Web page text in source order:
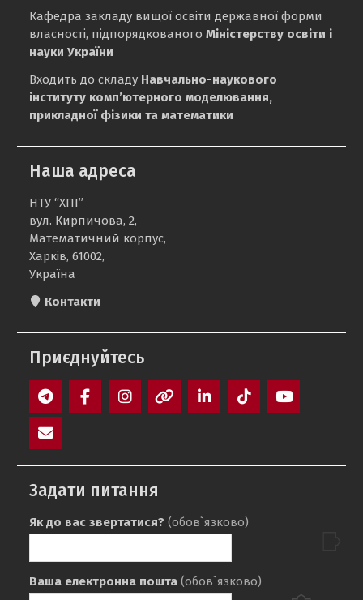
Кафедра закладу вищої освіти державної форми
власності, підпорядкованогоМіністерству освіти і
науки України
Входить до складу Навчально-наукового
інституту комп’ютерного моделювання,
прикладної фізики та математики
Наша адреса
НТУ “ХПІ”
вул. Кирпичова, 2,
Математичний корпус,
Харків, 61002,
Україна
Контакти
Приєднуйтесь
Telegram
Задати питання
Як до вас звертатися? (обов`язково)
Ваша електронна пошта (обов`язково)